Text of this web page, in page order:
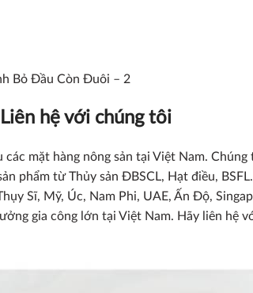
Bỏ Đầu Còn Đuôi – 2
hệ với chúng tôi
mặt hàng nông sản tại Việt Nam.
phẩm từ Thủy sản ĐBSCL, Hạt điều,
Sĩ, Mỹ, Úc, Nam Phi, UAE, Ấn Độ,
gia công lớn tại Việt Nam. Hãy liên hệ